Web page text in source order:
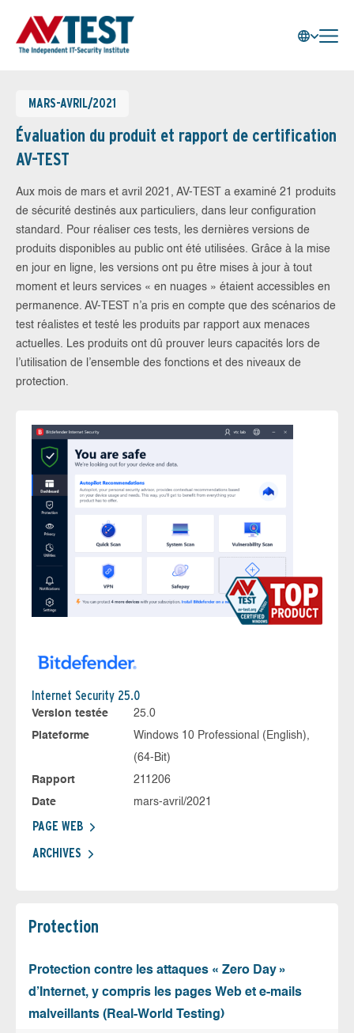
MARS-AVRIL/2021
Évaluation du produit et rapport de certification
AV-TEST
Aux mois de mars et avril 2021, AV-TEST a examiné 21 produits
de sécurité destinés aux particuliers, dans leur configuration
standard. Pour réaliser ces tests, les dernières versions de
produits disponibles au public ont été utilisées. Grâce à la mise
en jour en ligne, les versions ont pu être mises à jour à tout
moment et leurs services « en nuages » étaient accessibles en
permanence. AV-TEST n’a pris en compte que des scénarios de
test réalistes et testé les produits par rapport aux menaces
actuelles. Les produits ont dû prouver leurs capacités lors de
l’utilisation de l’ensemble des fonctions et des niveaux de
protection.
Internet Security 25.0
Version testée
25.0
Plateforme
Windows 10 Professional (English),
(64-Bit)
Rapport
211206
Date
mars-avril/2021
PAGE WEB
ARCHIVES
Protection
Protection contre les attaques « Zero Day »
d’Internet, y compris les pages Web et e-mails
malveillants (Real-World Testing)